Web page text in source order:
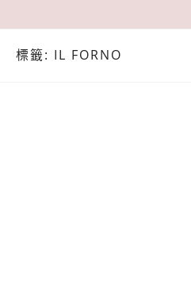
標籤: IL FORNO